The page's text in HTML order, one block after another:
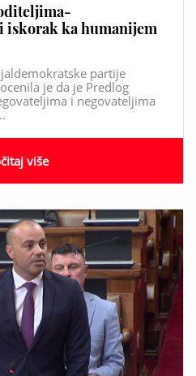
iskorak ka humanijem
partije
je da je Predlog
i negovateljima
više